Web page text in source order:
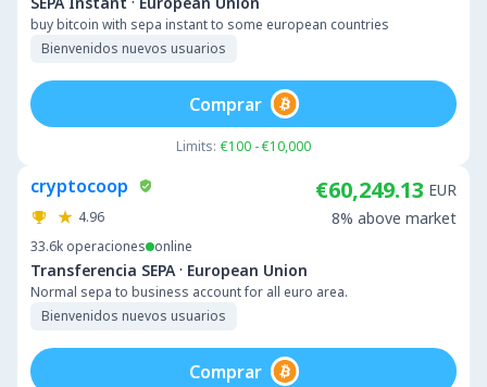
buy bitcoin with sepa instant to some european countries
Bienvenidos nuevos usuarios
Limits: €100 - €10,000
Comprar
cryptocoop
4.96
33.6k operaciones online
Transferencia SEPA · European Union
Normal sepa to business account for all euro area.
Bienvenidos nuevos usuarios
€60,249.13 EUR
8% above market
Comprar